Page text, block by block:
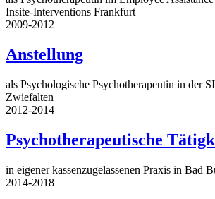
Insite-Interventions Frankfurt
2009-2012
Anstellung
als Psychologische Psychotherapeutin in der
Zwiefalten
2012-2014
Psychotherapeutische
in eigener kassenzugelassenen Praxis in Bad
2014-2018